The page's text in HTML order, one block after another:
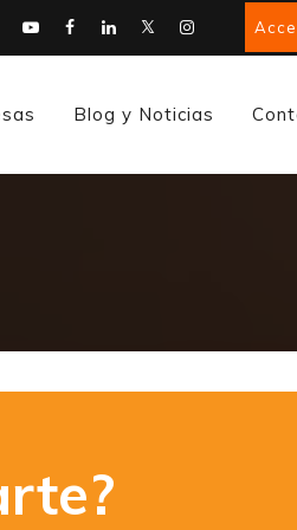
Blog y Noticias